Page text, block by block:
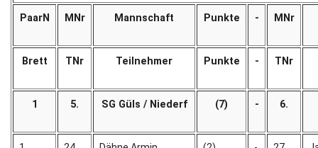
PaarN MNr Mannschaft Punkte - MNr
Brett TNr Teilnehmer Punkte - TNr
1 5. SG Güls / Niederf (7) - 6.